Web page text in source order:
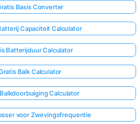
Basis Converter
Capaciteit Calculator
Batterijduur Calculator
Balk Calculator
Calculator
voor Zwevingsfrequentie